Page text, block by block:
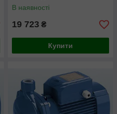
В наявності
19 723 ₴
Купити